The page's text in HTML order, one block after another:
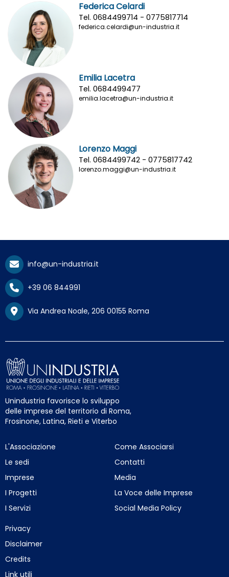
Federica Celardi
Tel. 0684499714 - 0775817714
federica.celardi@un-industria.it
Emilia Lacetra
Tel. 0684499477
emilia.lacetra@un-industria.it
Lorenzo Maggi
Tel. 0684499742 - 0775817742
lorenzo.maggi@un-industria.it
info@un-industria.it
+39 06 844991
Via Andrea Noale, 206 00155 Roma
Unindustria favorisce lo sviluppo
delle imprese del territorio di Roma,
Frosinone, Latina, Rieti e Viterbo
L'Associazione
Le sedi
Imprese
I Progetti
I Servizi
Come Associarsi
Contatti
Media
La Voce delle Imprese
Social Media Policy
Privacy
Disclaimer
Credits
Link utili